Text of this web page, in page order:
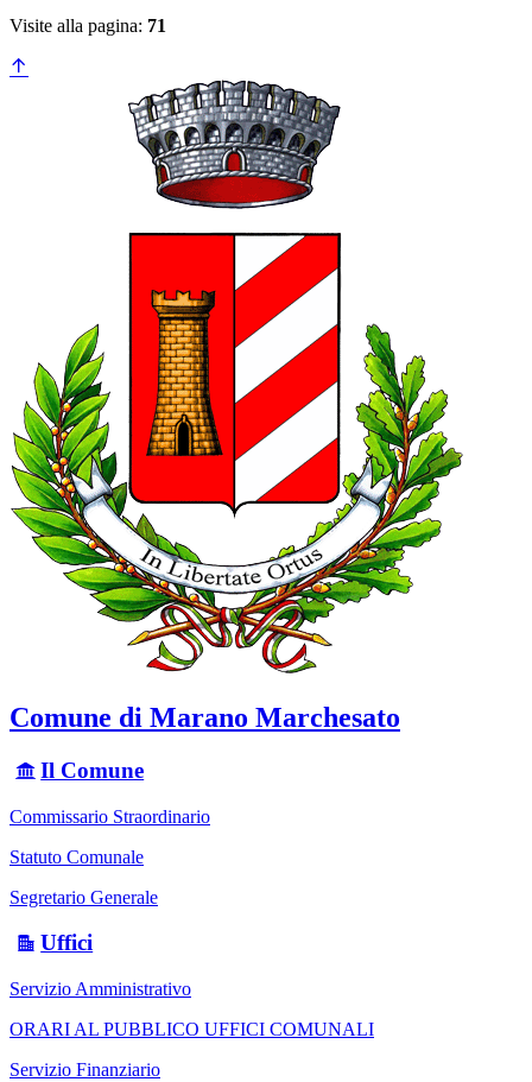
Visite alla pagina: 71
Comune di Marano Marchesato
Il Comune
Commissario Straordinario
Statuto Comunale
Segretario Generale
Uffici
Servizio Amministrativo
ORARI AL PUBBLICO UFFICI COMUNALI
Servizio Finanziario